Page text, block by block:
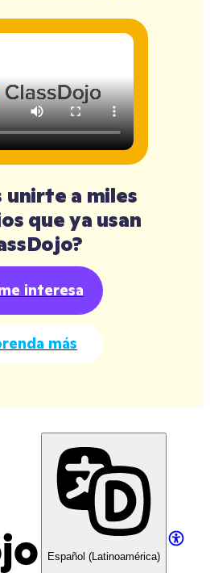
unirte a miles
que ya usan
interesa
más
Español (Latinoamérica)